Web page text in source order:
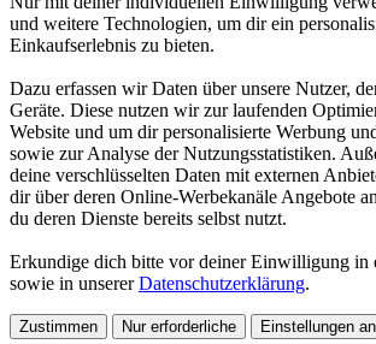
und weitere Technologien, um dir ein
Einkaufserlebnis zu bieten.
Dazu erfassen wir Daten über unsere Nutzer,
Geräte. Diese nutzen wir zur laufenden
Website und um dir personalisierte Werbung
sowie zur Analyse der Nutzungsstatistiken.
deine verschlüsselten Daten mit externen
dir über deren Online-Werbekanäle Angebote
du deren Dienste bereits selbst nutzt.
Erkundige dich bitte vor deiner Einwilligung in
sowie in unsererDatenschutzerklärung.
Zustimmen Nur erforderliche Einstellungen